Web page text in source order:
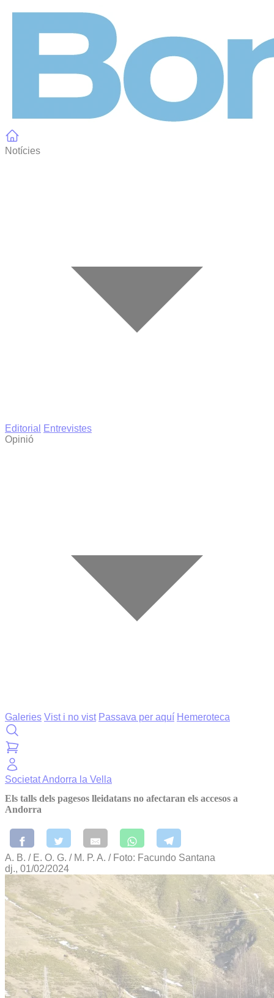
Notícies
Editorial
Entrevistes
Opinió
Galeries Vist i no vist Passava per aquí Hemeroteca
SocietatAndorra la Vella
Els talls dels pagesos lleidatans no afectaran els accesos a
Andorra
A. B. / E. O. G. / M. P. A. / Foto: Facundo Santana
dj., 01/02/2024